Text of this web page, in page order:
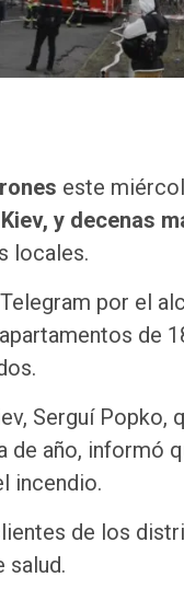
este
y decenas
locales.
por el
de
Serguí Popko,
año, informó
incendio.
de los
salud.